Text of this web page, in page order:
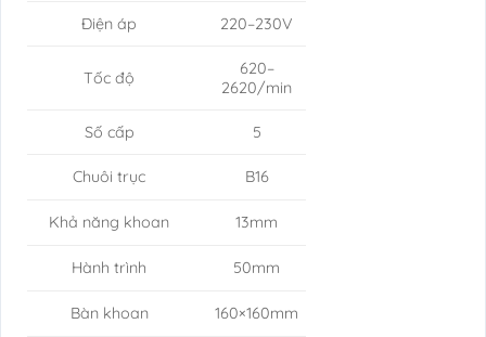
Điện áp 220–230V
Tốc độ
620–
2620/min
Số cấp 5
Chuôi trục B16
Khả năng khoan 13mm
Hành trình 50mm
Bàn khoan 160×160mm